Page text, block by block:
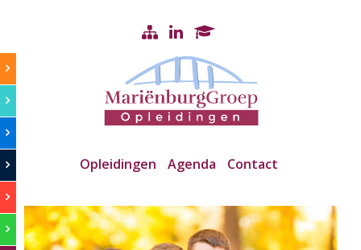
Opleidingen Agenda Contact